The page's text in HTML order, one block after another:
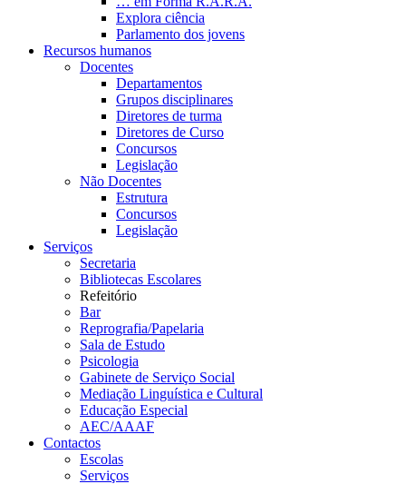
Explora ciência
Parlamento dos jovens
Recursos humanos
Docentes
Departamentos
Grupos disciplinares
Diretores de turma
Diretores de Curso
Concursos
Legislação
Não Docentes
Estrutura
Concursos
Legislação
Serviços
Secretaria
Bibliotecas Escolares
Refeitório
Bar
Reprografia/Papelaria
Sala de Estudo
Psicologia
Gabinete de Serviço Social
Mediação Linguística e Cultural
Educação Especial
AEC/AAAF
Contactos
Escolas
Serviços